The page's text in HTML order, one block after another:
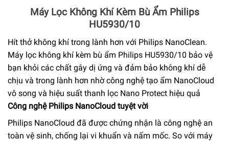
Máy Lọc Không Khí Kèm Bù Ẩm Philips
HU5930/10
Hít thở không khí trong lành hơn với Philips NanoClean.
Máy lọc không khí kèm bù ẩm Philips HU5930/10 bảo vệ
bạn khỏi các chất gây dị ứng và đảm bảo không khí dễ
chịu và trong lành hơn nhờ công nghệ tạo ẩm NanoCloud
vô song và hiệu suất thanh lọc Nano Protect hiệu quả
Công nghệ Philips NanoCloud tuyệt vời
Philips NanoCloud đã được chứng nhận là công nghệ an
toàn vệ sinh, chống lại vi khuẩn và nấm mốc. So với máy